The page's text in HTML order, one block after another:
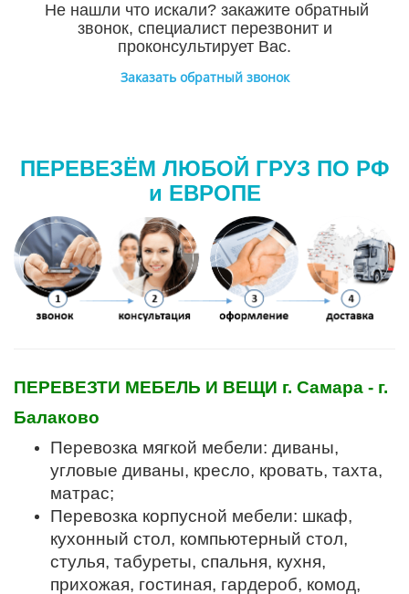
Не нашли что искали? закажите обратный
звонок, специалист перезвонит и
проконсультирует Вас.
Заказать обратный звонок
ПЕРЕВЕЗЁМ ЛЮБОЙ ГРУЗ ПО РФ
и ЕВРОПЕ
ПЕРЕВЕЗТИ МЕБЕЛЬ И ВЕЩИ г. Самара - г.
Балаково
Перевозка мягкой мебели: диваны,
угловые диваны, кресло, кровать, тахта,
матрас;
Перевозка корпусной мебели: шкаф,
кухонный стол, компьютерный стол,
стулья, табуреты, спальня, кухня,
прихожая, гостиная, гардероб, комод,